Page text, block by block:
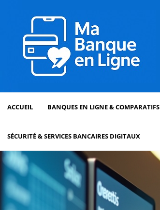
ACCUEIL BANQUES EN LIGNE & COMPARATIFS
SÉCURITÉ & SERVICES BANCAIRES DIGITAUX